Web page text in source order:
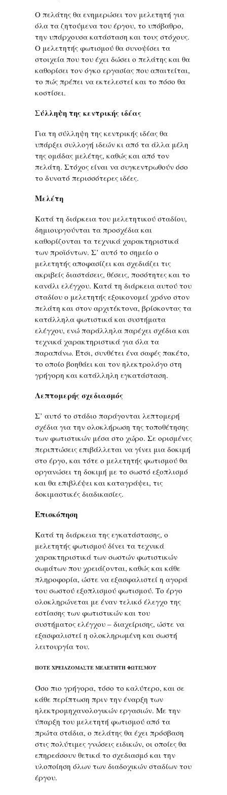
Ο πελάτης θα ενημερώσει τον μελετητή για
όλα τα ζητούμενα του έργου, το υπόβαθρο,
την υπάρχουσα κατάσταση και τους στόχους.
Ο μελετητής φωτισμού θα συνοψίσει τα
στοιχεία που του έχει δώσει ο πελάτης και θα
καθορίσει τον όγκο εργασίας που απαιτείται,
το πώς πρέπει να εκτελεστεί και το πόσο θα
κοστίσει.
Σύλληψη της κεντρικής ιδέας
Για τη σύλληψη της κεντρικής ιδέας θα
υπάρξει συλλογή ιδεών κι από τα άλλα μέλη
της ομάδας μελέτης, καθώς και από τον
πελάτη. Στόχος είναι να συγκεντρωθούν όσο
το δυνατό περισσότερες ιδέες.
Μελέτη
Κατά τη διάρκεια του μελετητικού σταδίου,
δημιουργούνται τα προσχέδια και
καθορίζονται τα τεχνικά χαρακτηριστικά
των προϊόντων. Σ’ αυτό το σημείο ο
μελετητής αποφασίζει και σχεδιάζει τις
ακριβείς διαστάσεις, θέσεις, ποσότητες και το
κανάλι ελέγχου. Κατά τη διάρκεια αυτού του
σταδίου ο μελετητής εξοικονομεί χρόνο στον
πελάτη και στον αρχιτέκτονα, βρίσκοντας τα
κατάλληλα φωτιστικά και συστήματα
ελέγχου, ενώ παράλληλα παρέχει σχέδια και
τεχνικά χαρακτηριστικά για όλα τα
παραπάνω. Έτσι, συνθέτει ένα σαφές πακέτο,
το οποίο βοηθάει και τον ηλεκτρολόγο στη
γρήγορη και κατάλληλη εγκατάσταση.
Λεπτομερής σχεδιασμός
Σ’ αυτό το στάδιο παράγονται λεπτομερή
σχέδια για την ολοκλήρωση της τοποθέτησης
των φωτιστικών μέσα στο χώρο. Σε ορισμένες
περιπτώσεις επιβάλλεται να γίνει μια δοκιμή
στο έργο, και τότε ο μελετητής φωτισμού θα
οργανώσει τη δοκιμή με το σωστό εξοπλισμό
και θα επιβλέψει και καταγράψει, τις
δοκιμαστικές διαδικασίες.
Επισκόπηση
Κατά τη διάρκεια της εγκατάστασης, ο
μελετητής φωτισμού δίνει τα τεχνικά
χαρακτηριστικά των σωστών φωτιστικών
σωμάτων που χρειάζονται, καθώς και κάθε
πληροφορία, ώστε να εξασφαλιστεί η αγορά
του σωστού εξοπλισμού φωτισμού. Το έργο
ολοκληρώνεται με έναν τελικό έλεγχο της
εστίασης των φωτιστικών και του
συστήματος ελέγχου – διαχείρισης, ώστε να
εξασφαλιστεί η ολοκληρωμένη και σωστή
λειτουργία του.
ΠΟΤΕ ΧΡΕΙΑΖΟΜΑΣΤΕ ΜΕΛΕΤΗΤΗ ΦΩΤΙΣΜΟΥ
Όσο πιο γρήγορα, τόσο το καλύτερο, και σε
κάθε περίπτωση πριν την έναρξη των
ηλεκτρομηχανολογικών εργασιών. Με την
ύπαρξη του μελετητή φωτισμού από τα
πρώτα στάδια, ο πελάτης θα έχει πρόσβαση
στις πολύτιμες γνώσεις ειδικών, οι οποίες θα
επηρεάσουν θετικά το σχεδιασμό και την
υλοποίηση όλων των διαδοχικών σταδίων του
έργου.